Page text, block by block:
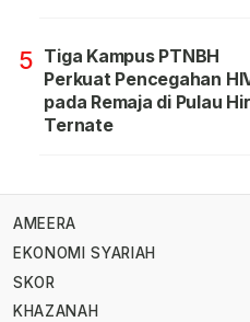
5 Tiga Kampus PTNBH
Perkuat Pencegahan
pada Remaja di Pulau
Ternate
AMEERA
EKONOMI SYARIAH
SKOR
KHAZANAH